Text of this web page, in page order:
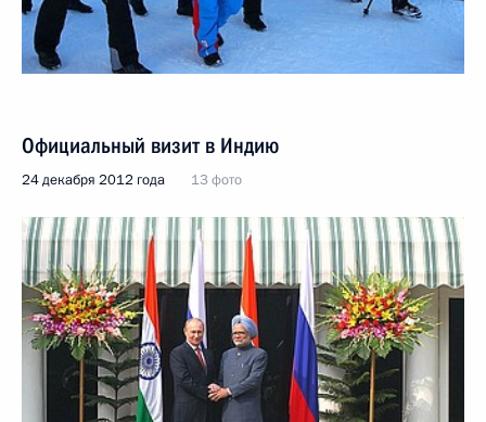
Официальный визит в Индию
24 декабря 2012 года 13 фото